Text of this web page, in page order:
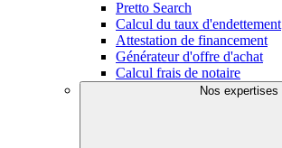
Pretto Search
Calcul du taux d'endettement
Attestation de financement
Générateur d'offre d'achat
Calcul frais de notaire
Nos expertises